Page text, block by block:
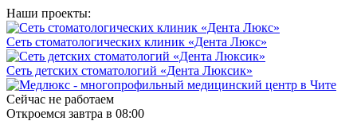
Наши проекты:
Сеть стоматологических клиник «Дента Люкс»
Сеть детских стоматологий «Дента Люксик»
Сейчас не работаем
Откроемся завтра в 08:00